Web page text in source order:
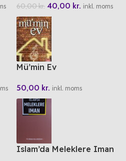
60,00kr. 40,00 kr. inkl. moms
Mü’min Ev
50,00 kr. inkl. moms
Islam’da Meleklere Iman